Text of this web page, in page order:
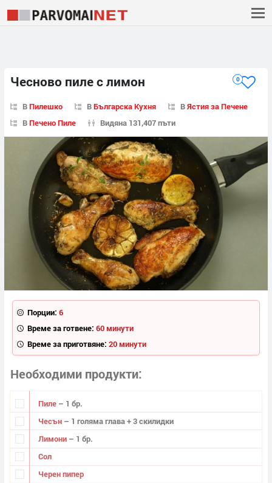
Чесново пиле с лимон 0
ВПилешко ВБългарска Кухня ВЯстия за Печене
ВПечено Пиле Видяна 131,407 пъти
Порции: 6
Време за готвене: 60 минути
Време за приготвяне: 20 минути
Необходими продукти
Пиле – 1 бр.
Чесън – 1 голяма глава + 3 скилидки
Лимони – 1 бр.
Сол
Черен пипер